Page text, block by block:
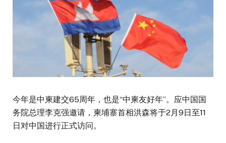
今年是中柬建交65周年，也是“中柬友好年”。应中国国
务院总理李克强邀请，柬埔寨首相洪森将于2月9日至11
日对中国进行正式访问。